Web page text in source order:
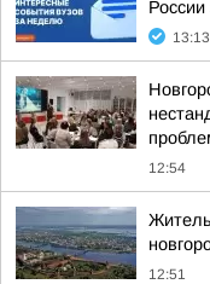
13:13
12:54
12:51